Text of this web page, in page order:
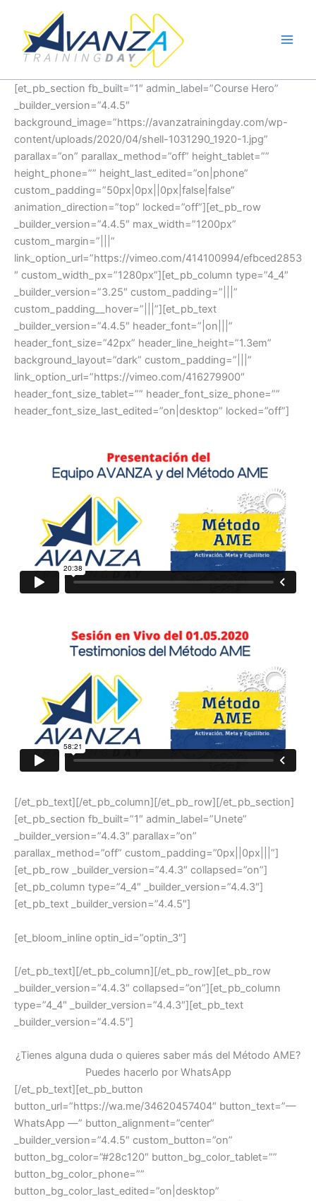
contenido
[et_pb_section fb_built=”1″ admin_label=”Course Hero”
_builder_version=”4.4.5″
background_image=”https://avanzatrainingday.com/wp-
content/uploads/2020/04/shell-1031290_1920-1.jpg”
parallax=”on” parallax_method=”off” height_tablet=””
height_phone=”” height_last_edited=”on|phone”
custom_padding=”50px|0px||0px|false|false”
animation_direction=”top” locked=”off”][et_pb_row
_builder_version=”4.4.5″ max_width=”1200px”
custom_margin=”|||”
link_option_url=”https://vimeo.com/414100994/efbced2853
″ custom_width_px=”1280px”][et_pb_column type=”4_4″
_builder_version=”3.25″ custom_padding=”|||”
custom_padding__hover=”|||”][et_pb_text
_builder_version=”4.4.5″ header_font=”|on|||”
header_font_size=”42px” header_line_height=”1.3em”
background_layout=”dark” custom_padding=”|||”
link_option_url=”https://vimeo.com/416279900″
header_font_size_tablet=”” header_font_size_phone=””
header_font_size_last_edited=”on|desktop” locked=”off”]
[/et_pb_text][/et_pb_column][/et_pb_row][/et_pb_section]
[et_pb_section fb_built=”1″ admin_label=”Unete”
_builder_version=”4.4.3″ parallax=”on”
parallax_method=”off” custom_padding=”0px||0px|||”]
[et_pb_row _builder_version=”4.4.3″ collapsed=”on”]
[et_pb_column type=”4_4″ _builder_version=”4.4.3″]
[et_pb_text _builder_version=”4.4.5″]
[et_bloom_inline optin_id=”optin_3″]
[/et_pb_text][/et_pb_column][/et_pb_row][et_pb_row
_builder_version=”4.4.3″ collapsed=”on”][et_pb_column
type=”4_4″ _builder_version=”4.4.3″][et_pb_text
_builder_version=”4.4.5″]
¿Tienes alguna duda o quieres saber más del Método AME?
Puedes hacerlo por WhatsApp
[/et_pb_text][et_pb_button
button_url=”https://wa.me/34620457404″ button_text=”—
WhatsApp —” button_alignment=”center”
_builder_version=”4.4.5″ custom_button=”on”
button_bg_color=”#28c120″ button_bg_color_tablet=””
button_bg_color_phone=””
button_bg_color_last_edited=”on|desktop”